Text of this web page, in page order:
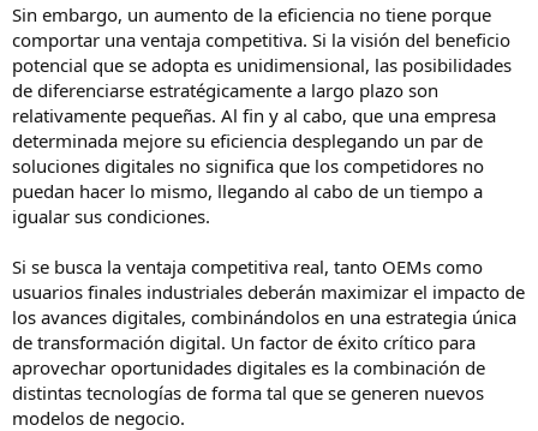
Sin embargo, un aumento de la eficiencia no tiene porque
comportar una ventaja competitiva. Si la visión del beneficio
potencial que se adopta es unidimensional, las posibilidades
de diferenciarse estratégicamente a largo plazo son
relativamente pequeñas. Al fin y al cabo, que una empresa
determinada mejore su eficiencia desplegando un par de
soluciones digitales no significa que los competidores no
puedan hacer lo mismo, llegando al cabo de un tiempo a
igualar sus condiciones.
Si se busca la ventaja competitiva real, tanto OEMs como
usuarios finales industriales deberán maximizar el impacto de
los avances digitales, combinándolos en una estrategia única
de transformación digital. Un factor de éxito crítico para
aprovechar oportunidades digitales es la combinación de
distintas tecnologías de forma tal que se generen nuevos
modelos de negocio.